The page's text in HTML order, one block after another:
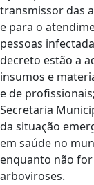
transmissor das
e para o
pessoas
decreto estão a
insumos e
e de
Secretaria
da situação
em saúde no
enquanto não
arboviroses.